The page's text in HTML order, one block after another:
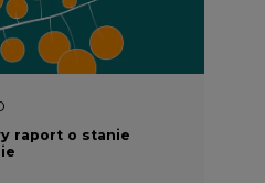
raport o stanie